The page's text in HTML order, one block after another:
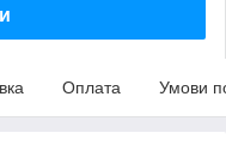
Оплата Умови